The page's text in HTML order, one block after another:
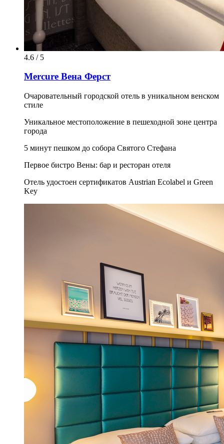
4.6 / 5
Mercure Вена Ферст
Очаровательный городской отель в уникальном венском
стиле
Уникальное местоположение в пешеходной зоне центра
города
5 минут пешком до собора Святого Стефана
Первое бистро Вены: бар и ресторан отеля
Отель удостоен сертификатов Austrian Ecolabel и Green
Key